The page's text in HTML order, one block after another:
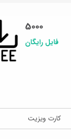
5000
فایل رایگان
کارت ویزیت